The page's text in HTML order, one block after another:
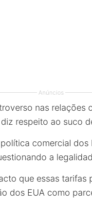
Anúncios
nas relações
respeito ao suco
comercial
a
que essas tarifas
dos EUA como